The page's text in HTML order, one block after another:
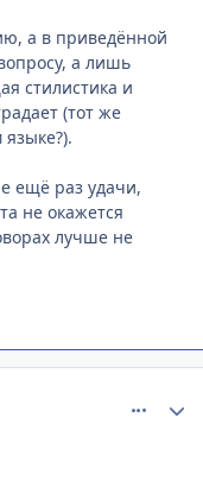
а в приведённой
а лишь
стилистика и
(тот же
языке?).
ещё раз удачи,
не окажется
лучше не